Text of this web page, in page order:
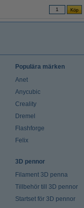
Populära märken
Anet
Anycubic
Creality
Dremel
Flashforge
Felix
3D pennor
Filament 3D penna
Tillbehör till 3D pennor
Startset för 3D pennor